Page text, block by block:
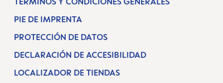
PIE DE IMPRENTA
PROTECCIÓN DE DATOS
DECLARACIÓN DE ACCESIBILIDAD
LOCALIZADOR DE TIENDAS